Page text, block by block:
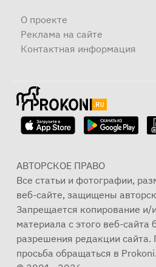
О проекте
Реклама на сайте
Контактная информация
АВТОРСКОЕ ПРАВО
Все статьи и фотографии,
веб-сайте, защищены
Запрещается копирование и/
материала с этого веб-сайта
разрешения редакции сайта.
просьба обращаться в